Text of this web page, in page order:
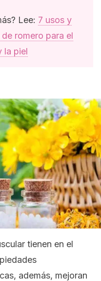
Lee: 7 usos y
romero para el
la piel
tienen en el
además, mejoran